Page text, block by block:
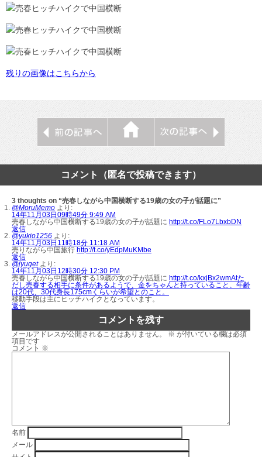
残りの画像はこちらから
コメント（匿名で投稿できます）
3 thoughts on “売春しながら中国横断する19歳の女の子が話題に”
@MoruMemo より:
14年11月03日09時49分 9:49 AM
売春しながら中国横断する19歳の女の子が話題に http://t.co/FLo7LbxbDN
返信
@yukio1256 より:
14年11月03日11時18分 11:18 AM
売りながら中国旅行 http://t.co/yEdpMuKMbe
返信
@jyuget より:
14年11月03日12時30分 12:30 PM
売春しながら中国横断する19歳の女の子が話題に http://t.co/kxjBx2wmAtた
だし売春する相手に条件があるようで、金をちゃんと持っていること、年齢
は20代、30代身長175cmくらいが希望とのこと。
移動手段は主にヒッチハイクとなっています。
返信
コメントを残す
メールアドレスが公開されることはありません。 ※ が付いている欄は必須
項目です
コメント ※
名前
メール